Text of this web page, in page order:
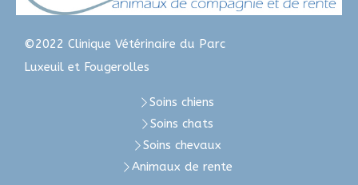
©2022 Clinique Vétérinaire du Parc
Luxeuil et Fougerolles
Soins chiens
Soins chats
Soins chevaux
Animaux de rente